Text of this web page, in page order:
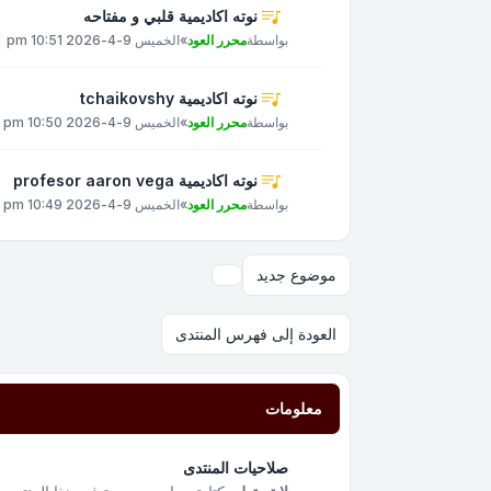
نوته اكاديمية قلبي و مفتاحه
بواسطةمحرر العود»الخميس 9-4-2026 10:51 pm
نوته اكاديمية tchaikovshy
بواسطةمحرر العود»الخميس 9-4-2026 10:50 pm
نوته اكاديمية profesor aaron vega
بواسطةمحرر العود»الخميس 9-4-2026 10:49 pm
موضوع جديد خيارات العرض والترتيب
العودة إلى فهرس المنتدى
معلومات
صلاحيات المنتدى